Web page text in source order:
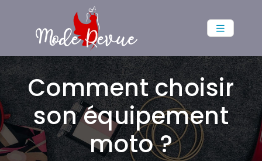
Comment choisir
son équipement
moto ?